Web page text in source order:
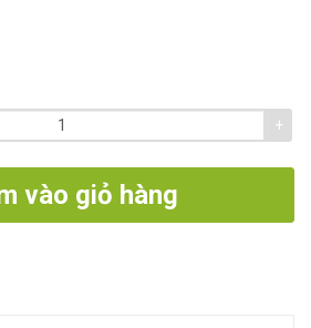
+
vào giỏ hàng